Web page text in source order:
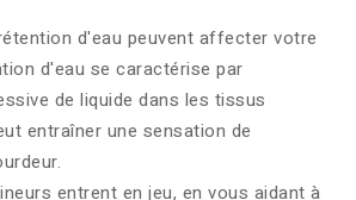
d'eau peuvent affecter votre
d'eau se caractérise par
de liquide dans les tissus
entraîner une sensation de
entrent en jeu, en vous aidant à